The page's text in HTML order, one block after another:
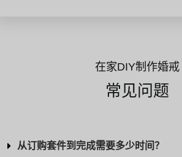
在家DIY制作婚戒
常见问题
从订购套件到完成需要多少时间？